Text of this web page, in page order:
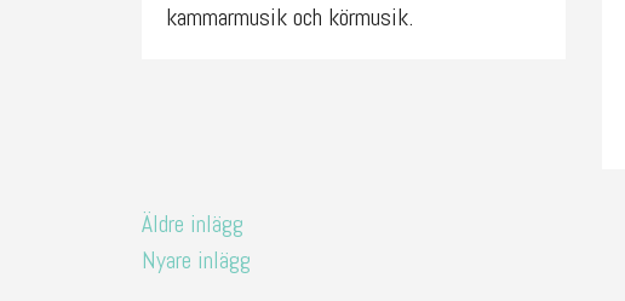
kammarmusik och körmusik.
Inläggsnavigering
Äldre inlägg
Nyare inlägg